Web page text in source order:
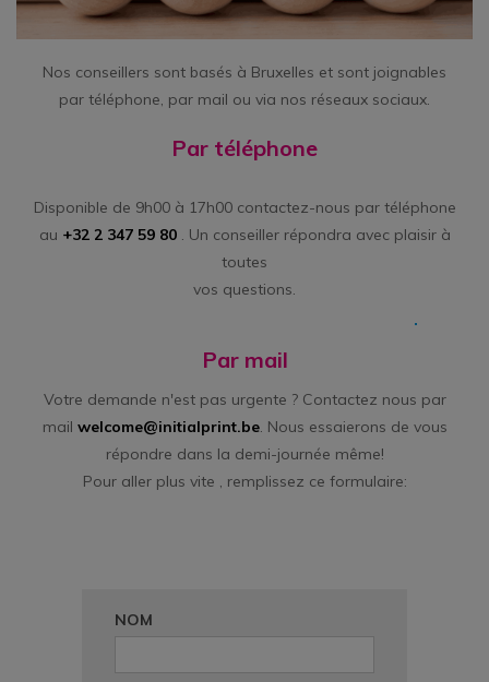
Nos conseillers sont basés à Bruxelles et sont joignables
par téléphone, par mail ou via nos réseaux sociaux.
Par téléphone
Disponible de 9h00 à 17h00 contactez-nous par téléphone
au +32 2 347 59 80
Un conseiller répondra avec plaisir à
toutes
vos questions.
Par mail
Votre demande n'est pas urgente ? Contactez nous par
mail welcome@initialprint.be. Nous essaierons de vous
répondre dans la demi-journée même!
Pour aller plus vite , remplissez ce formulaire:
NOM